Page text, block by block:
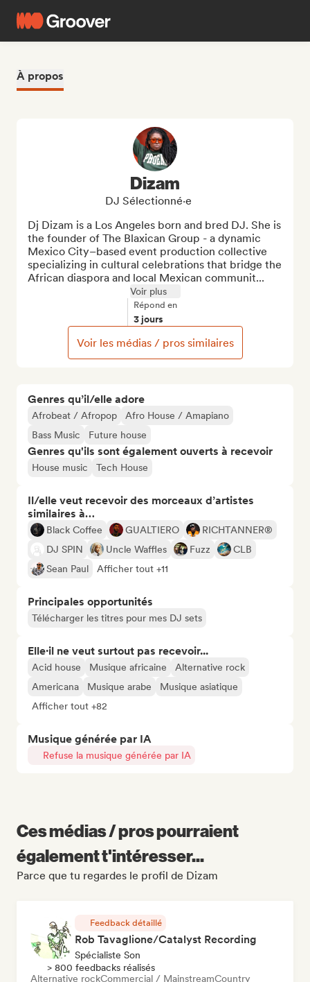
À propos
Genres qu’il/elle adore
Afrobeat / Afropop
Afro House / Amapiano
Bass Music
Future house
Genres qu'ils sont également ouverts à recevoir
House music Tech House
Il/elle veut recevoir des morceaux d’artistes
similaires à…
Black Coffee GUALTIERO
RICHTANNER®
DJ SPIN
Uncle Waffles Fuzz
CLB
Sean Paul
Afficher tout +11
Principales opportunités
Télécharger les titres pour mes DJ sets
Elle·il ne veut surtout pas recevoir...
Acid house Musique africaine
Alternative rock
Americana
Musique arabe
Musique asiatique
Afficher tout +82
Musique générée par IA
Refuse la musique générée par IA
Dizam
DJ Sélectionné·e
Dj Dizam is a Los Angeles born and bred DJ. She is
the founder of The Blaxican Group - a dynamic
Mexico City–based event production collective
specializing in cultural celebrations that bridge the
African diaspora and local Mexican communit...
Voir plus
Répond en
3 jours
Voir les médias / pros similaires
Ces médias / pros pourraient
également t'intéresser...
Parce que tu regardes le profil de Dizam
Feedback détaillé
Rob Tavaglione/Catalyst Recording
Spécialiste Son
> 800 feedbacks réalisés
Alternative rockCommercial / MainstreamCountry